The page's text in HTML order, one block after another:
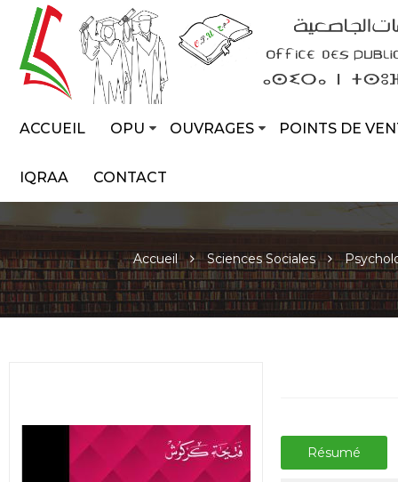
ACCUEIL OPU OUVRAGES POINTS DE
IQRAA CONTACT
Accueil Sciences Sociales
Résumé